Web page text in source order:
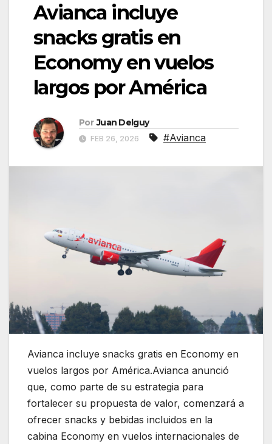
Avianca incluye
snacks gratis en
Economy en vuelos
largos por América
Por Juan Delguy
FEB 26, 2026 #Avianca
Avianca incluye snacks gratis en Economy en
vuelos largos por América.Avianca anunció
que, como parte de su estrategia para
fortalecer su propuesta de valor, comenzará a
ofrecer snacks y bebidas incluidos en la
cabina Economy en vuelos internacionales de